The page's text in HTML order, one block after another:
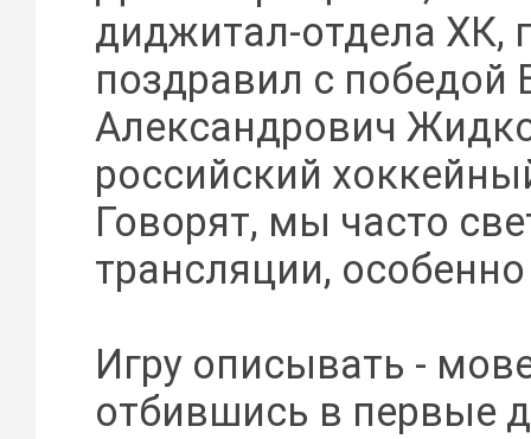
диджитал-отдела ХК,
поздравил с победой
Александрович
российский
Говорят, мы часто
трансляции,
Игру описывать -
отбившись в первые